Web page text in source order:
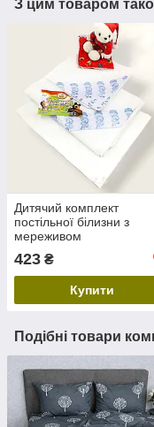
З цим товаром
Дитячий комплект
постільної білизни з
мереживом
423 ₴
Купити
Подібні товари